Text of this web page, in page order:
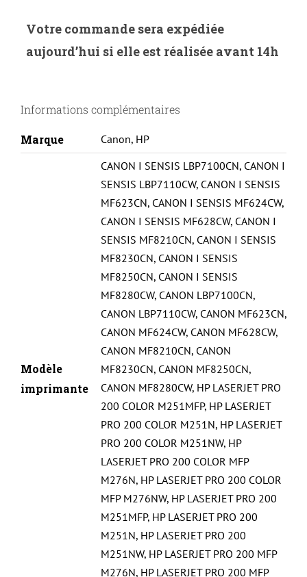
H.131XB-
HP
CF210X/731-
Votre commande sera expédiée
aujourd’hui si elle est réalisée avant 14h
Informations complémentaires
Marque Canon, HP
Modèle
imprimante
CANON I SENSIS LBP7100CN, CANON I
SENSIS LBP7110CW, CANON I SENSIS
MF623CN, CANON I SENSIS MF624CW,
CANON I SENSIS MF628CW, CANON I
SENSIS MF8210CN, CANON I SENSIS
MF8230CN, CANON I SENSIS
MF8250CN, CANON I SENSIS
MF8280CW, CANON LBP7100CN,
CANON LBP7110CW, CANON MF623CN,
CANON MF624CW, CANON MF628CW,
CANON MF8210CN, CANON
MF8230CN, CANON MF8250CN,
CANON MF8280CW, HP LASERJET PRO
200 COLOR M251MFP, HP LASERJET
PRO 200 COLOR M251N, HP LASERJET
PRO 200 COLOR M251NW, HP
LASERJET PRO 200 COLOR MFP
M276N, HP LASERJET PRO 200 COLOR
MFP M276NW, HP LASERJET PRO 200
M251MFP, HP LASERJET PRO 200
M251N, HP LASERJET PRO 200
M251NW, HP LASERJET PRO 200 MFP
M276N, HP LASERJET PRO 200 MFP